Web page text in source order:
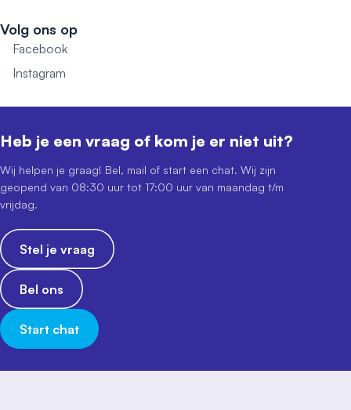
Volg ons op
Facebook
Instagram
Heb je een vraag of kom je er niet uit?
Wij helpen je graag! Bel, mail of start een chat. Wij zijn
geopend van 08:30 uur tot 17:00 uur van maandag t/m
vrijdag.
Stel je vraag
Bel ons
Start chat